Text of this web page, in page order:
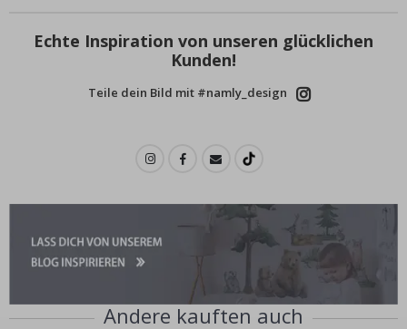
Echte Inspiration von unseren glücklichen
Kunden!
Teile dein Bild mit #namly_design
Andere kauften auch